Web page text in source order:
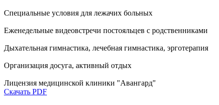
Специальные условия для лежачих больных
Еженедельные видеовстречи постояльцев с родственниками
Дыхательная гимнастика, лечебная гимнастика, эрготерапия
Организация досуга, активный отдых
Лицензия медицинской клиники "Авангард"
Скачать PDF